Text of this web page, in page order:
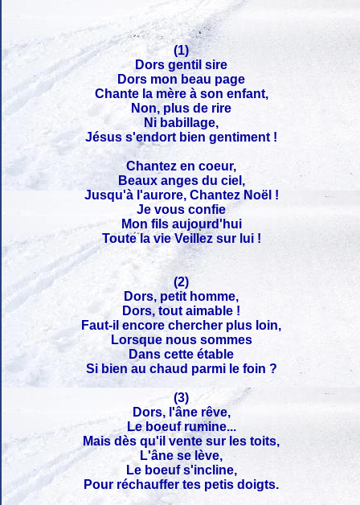
(1)
Dors gentil sire
Dors mon beau page
Chante la mère à son enfant,
Non, plus de rire
Ni babillage,
Jésus s'endort bien gentiment !
Chantez en coeur,
Beaux anges du ciel,
Jusqu'à l'aurore, Chantez Noël !
Je vous confie
Mon fils aujourd'hui
Toute la vie Veillez sur lui !
(2)
Dors, petit homme,
Dors, tout aimable !
Faut-il encore chercher plus loin,
Lorsque nous sommes
Dans cette étable
Si bien au chaud parmi le foin ?
(3)
Dors, l'âne rêve,
Le boeuf rumine...
Mais dès qu'il vente sur les toits,
L'âne se lève,
Le boeuf s'incline,
Pour réchauffer tes petis doigts.